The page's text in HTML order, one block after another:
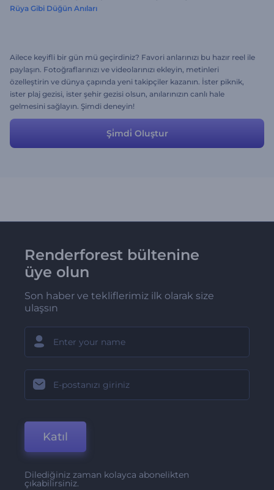
Rüya Gibi Düğün Anıları
Ailece keyifli bir gün mü geçirdiniz? Favori anlarınızı bu hazır reel ile
paylaşın. Fotoğraflarınızı ve videolarınızı ekleyin, metinleri
özelleştirin ve dünya çapında yeni takipçiler kazanın. İster piknik,
ister plaj gezisi, ister şehir gezisi olsun, anılarınızın canlı hale
gelmesini sağlayın. Şimdi deneyin!
Şi̇mdi̇ Oluştur
Renderforest bültenine
üye olun
Son haber ve tekliflerimiz ilk olarak size
ulaşsın
Katıl
Dilediğiniz zaman kolayca abonelikten
çıkabilirsiniz.